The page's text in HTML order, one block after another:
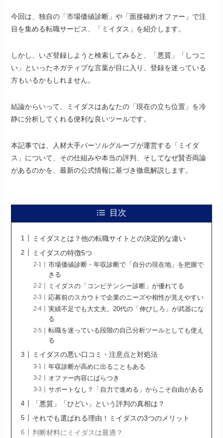
今回は、独自の「市場価値診断」や「面接確約オファー」で注
目を集める転職サービス、「ミイダス」を紹介します。
しかし、いざ登録しようと検索してみると、「悪質」「しつこ
い」といったネガティブな言葉が目に入り、登録を迷っている
方もいるかもしれません。
結論からいって、ミイダスはあなたの「現在の立ち位置」を冷
静に分析してくれる便利な良いツールです。
本記事では、人材大手パーソルグループが運営する「ミイダ
ス」について、その仕組みや本当の評判、そしてなぜ賛否両論
があるのかを、最新の公式情報に基づき徹底解説します。
目次
ミイダスとは？他の転職サイトとの決定的な違い
ミイダスの特徴5つ
市場価値診断・年収診断で「自分の現在地」を把握で
きる
ミイダスの「コンピテンシー診断」が優れてる
応募前のスカウトで企業のニーズや相性が見えやすい
実績不足でも大丈夫。20代の「伸びしろ」が武器にな
る
転職を迷っている段階の自己分析ツールとしても使え
る
ミイダスの悪い口コミ・注意点と対処法
年収診断が高めに出ることもある
オファー内容にばらつき
サポートなし？「自力で進める」からこそ自由がある
「悪質」「ひどい」という評判の真相は？
それでも選ばれる理由！ミイダスの3つのメリット
判断材料にミイダスは最適？